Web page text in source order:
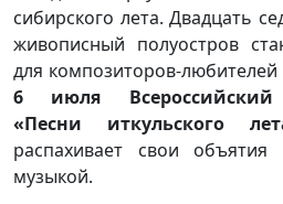
сибирского лета. Двадцать
живописный полуостров
для композиторов-любителей
6 июля Всероссийский
«Песни иткульского
распахивает свои
музыкой.